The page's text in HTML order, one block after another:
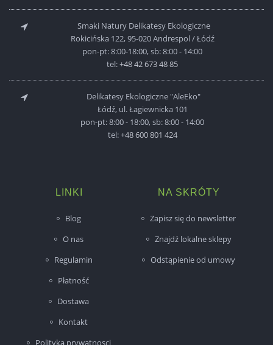
Smaki Natury Delikatesy Ekologiczne
Rokicińska 122, 95-020 Andrespol / Łódź
pon-pt: 8:00-18:00, sb: 8:00 - 14:00
tel:+48 42 673 48 85
Delikatesy Ekologiczne "AleEko"
Łódź, ul. Łagiewnicka 101
pon-pt: 8:00 - 18:00, sb: 8:00 - 14:00
tel:+48 600 801 424
LINKI
Blog
O nas
Regulamin
Płatność
Dostawa
Kontakt
Polityka prywatnosci
NA SKRÓTY
Zapisz się do newsletter
Znajdź lokalne sklepy
Odstąpienie od umowy